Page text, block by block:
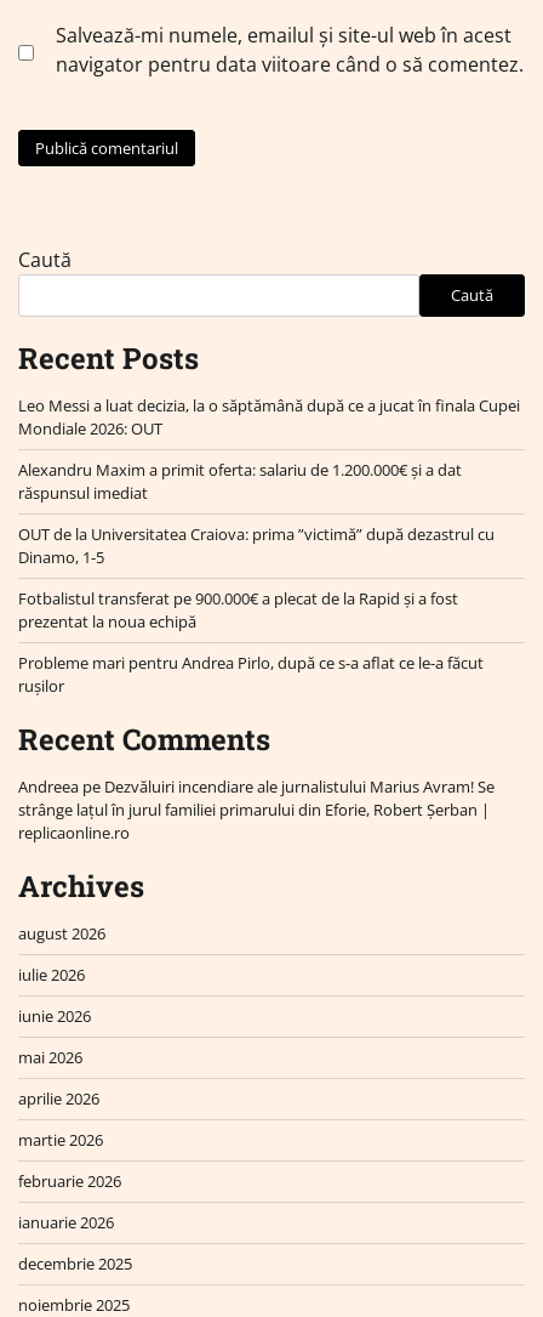
Salvează-mi numele, emailul și site-ul web în acest
navigator pentru data viitoare când o să comentez.
Caută
Caută
Recent Posts
Leo Messi a luat decizia, la o săptămână după ce a jucat în finala Cupei
Mondiale 2026: OUT
Alexandru Maxim a primit oferta: salariu de 1.200.000€ și a dat
răspunsul imediat
OUT de la Universitatea Craiova: prima ”victimă” după dezastrul cu
Dinamo, 1-5
Fotbalistul transferat pe 900.000€ a plecat de la Rapid și a fost
prezentat la noua echipă
Probleme mari pentru Andrea Pirlo, după ce s-a aflat ce le-a făcut
rușilor
Recent Comments
Andreea pe Dezvăluiri incendiare ale jurnalistului Marius Avram! Se
strânge lațul în jurul familiei primarului din Eforie, Robert Șerban |
replicaonline.ro
Archives
august 2026
iulie 2026
iunie 2026
mai 2026
aprilie 2026
martie 2026
februarie 2026
ianuarie 2026
decembrie 2025
noiembrie 2025